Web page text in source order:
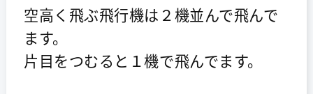
空高く飛ぶ飛行機は２機並んで飛んで
ます。
片目をつむると１機で飛んでます。